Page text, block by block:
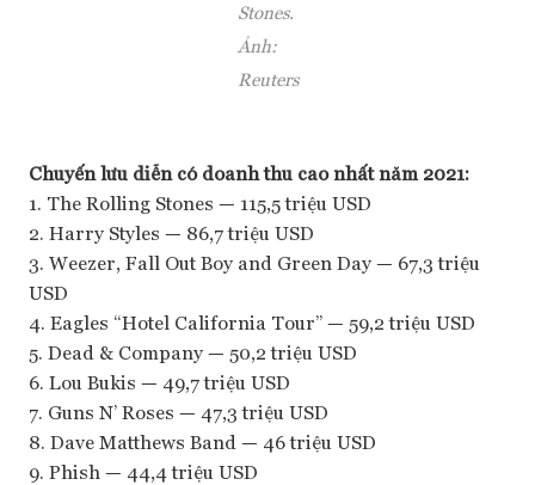
Stones.
Ảnh:
Reuters
Chuyến lưu diễn có doanh thu cao nhất năm 2021:
1. The Rolling Stones — 115,5 triệu USD
2. Harry Styles — 86,7 triệu USD
3. Weezer, Fall Out Boy and Green Day — 67,3 triệu
USD
4. Eagles “Hotel California Tour” — 59,2 triệu USD
5. Dead & Company — 50,2 triệu USD
6. Lou Bukis — 49,7 triệu USD
7. Guns N’ Roses — 47,3 triệu USD
8. Dave Matthews Band — 46 triệu USD
9. Phish — 44,4 triệu USD